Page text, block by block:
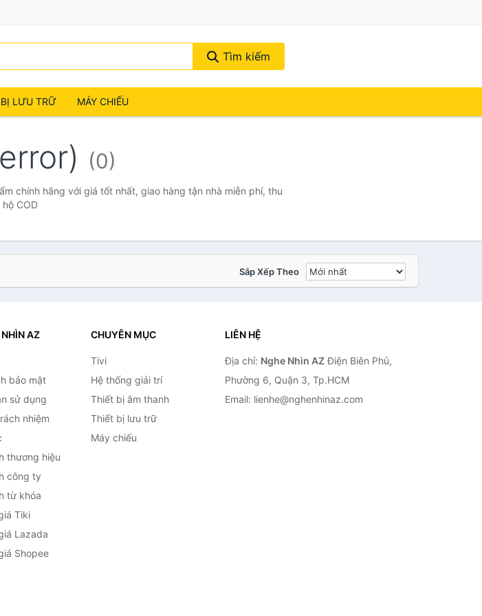
Tìm kiếm
LƯU TRỮ MÁY CHIẾU
(0)
chính hãng với giá tốt nhất, giao hàng tận nhà miễn phí, thu
hộ COD
Sắp Xếp Theo
AZ
bảo mật
sử dụng
nhiệm
thương hiệu
công ty
từ khóa
Tiki
Lazada
Shopee
CHUYÊN MỤC
Tivi
Hệ thống giải trí
Thiết bị âm thanh
Thiết bị lưu trữ
Máy chiếu
LIÊN HỆ
Địa chỉ: Nghe Nhìn AZĐiện Biên Phủ,
Phường 6, Quận 3, Tp.HCM
Email: lienhe@nghenhinaz.com